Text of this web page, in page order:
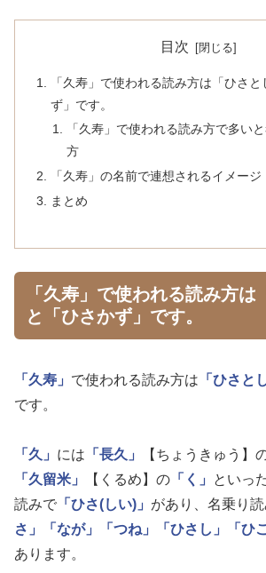
目次
「久寿」で使われる読み方は「ひさ
ず」です。
「久寿」で使われる読み方で多い
方
「久寿」の名前で連想されるイメージ
まとめ
「久寿」で使われる読み方は
と「ひさかず」です。
「久寿」 で使われる読み方は 「ひさと
です。
「久」 には 「長久」 【ちょうきゅう】
「久留米」
【くるめ】の 「く」
といっ
読みで 「ひさ(しい)」 があり、名乗り
さ」
「なが」 「つね」 「ひさし」 「ひ
あります。